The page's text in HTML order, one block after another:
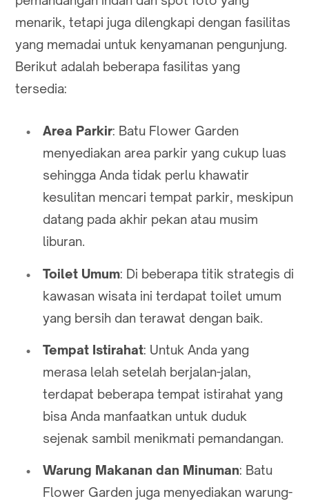
menarik, tetapi juga dilengkapi dengan fasilitas
yang memadai untuk kenyamanan pengunjung.
Berikut adalah beberapa fasilitas yang
tersedia:
Area Parkir: Batu Flower Garden
menyediakan area parkir yang cukup luas
sehingga Anda tidak perlu khawatir
kesulitan mencari tempat parkir, meskipun
datang pada akhir pekan atau musim
liburan.
Toilet Umum: Di beberapa titik strategis di
kawasan wisata ini terdapat toilet umum
yang bersih dan terawat dengan baik.
Tempat Istirahat: Untuk Anda yang
merasa lelah setelah berjalan-jalan,
terdapat beberapa tempat istirahat yang
bisa Anda manfaatkan untuk duduk
sejenak sambil menikmati pemandangan.
Warung Makanan dan Minuman: Batu
Flower Garden juga menyediakan warung-